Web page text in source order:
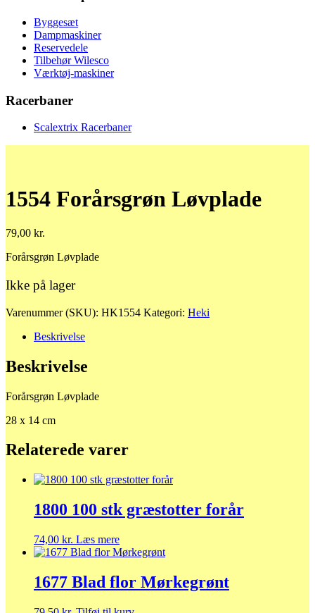
Byggesæt
Dampmaskiner
Reservedele
Tilbehør Wilesco
Værktøj-maskiner
Racerbaner
Scalextrix Racerbaner
1554 Forårsgrøn Løvplade
79,00 kr.
Forårsgrøn Løvplade
Ikke på lager
Varenummer (SKU): HK1554 Kategori: Heki
Beskrivelse
Beskrivelse
Forårsgrøn Løvplade
28 x 14 cm
Relaterede varer
1800 100 stk græstotter forår
74,00 kr. Læs mere
1677 Blad flor Mørkegrønt